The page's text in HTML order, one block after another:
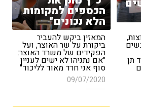
30 אנשים
תן
הכספים למקומות
הלא נכונים"
המאזין ביקש להעביר
ביקורת על שר האוצר, ועל
הפקידים של משרד האוצר:
"אם נתניהו לא ישים לעניין
סוף אני חרד מאוד לליכוד"
09/07/2020